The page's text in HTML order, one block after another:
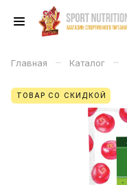
Главная – Каталог –
ТОВАР СО СКИДКОЙ